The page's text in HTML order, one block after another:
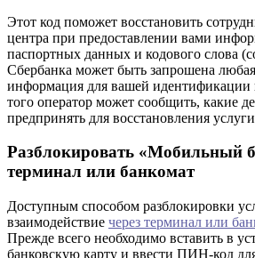
Этот код поможет восстановить
центра при предоставлении вами
паспортных данных и кодового слова
Сбербанка может быть запрошена
информация для вашей идентификации
того оператор может сообщить, какие
предпринять для восстановления
Разблокировать «Мобильный
терминал или банкомат
Доступным способом разблокировки
взаимодействие через терминал или
Прежде всего необходимо вставить в
банковскую карту и ввести ПИН-код